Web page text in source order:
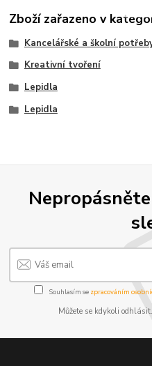
Zboží zařazeno v
Kancelářské a školní
Kreativní tvoření
Lepidla
Lepidla
Souhlasím se zpracováním
Můžete se kdykoli